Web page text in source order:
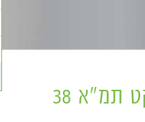
תמ"א 38